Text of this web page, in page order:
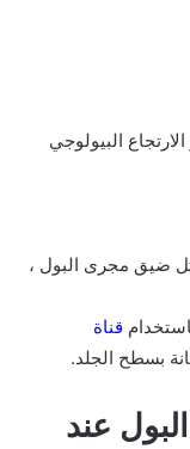
البيولوجي
ضيق مجرى البول ،
قناة
بسطح الجلد.
عند